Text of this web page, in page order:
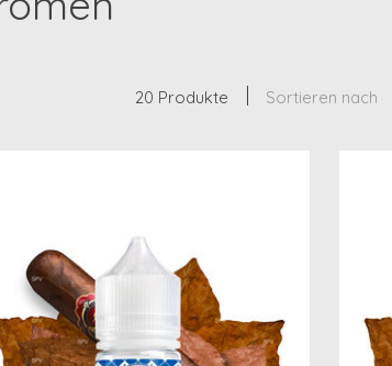
20 Produkte Sortieren nach